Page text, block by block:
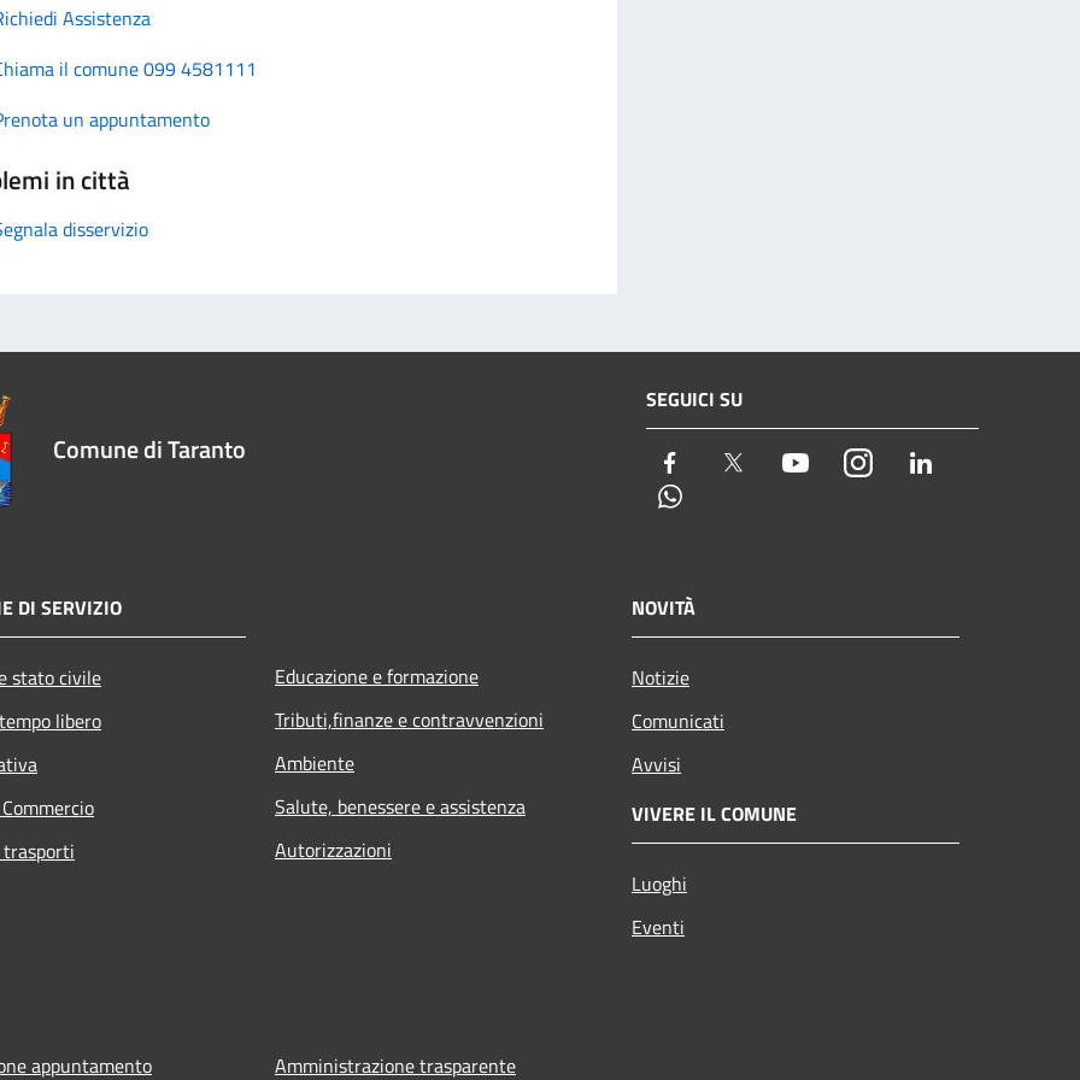
Assistenza
il comune 099 4581111
un appuntamento
in città
disservizio
Comune di Taranto
SEGUICI SU
Facebook Twitter YoutubeInstagram
DI SERVIZIO
stato civile
libero
Educazione e formazione
Tributi,finanze e contravvenzioni
Ambiente
Salute, benessere e assistenza
Autorizzazioni
NOVITÀ
Notizie
Comunicati
Avvisi
VIVERE IL COMUNE
Luoghi
Eventi
appuntamento Amministrazione trasparente